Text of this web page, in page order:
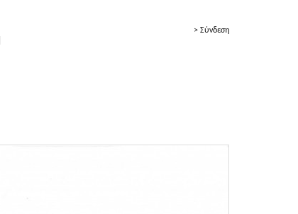
> Σύνδεση